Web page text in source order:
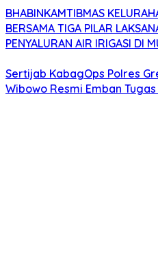
BHABINKAMTIBMAS
BERSAMA TIGA PILAR
PENYALURAN AIR IRIGASI DI
Sertijab KabagOps Polres
Wibowo Resmi Emban